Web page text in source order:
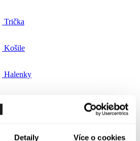
Detaily Více o cookies
Trička
Košile
Halenky
kategorii Svetry a mikiny